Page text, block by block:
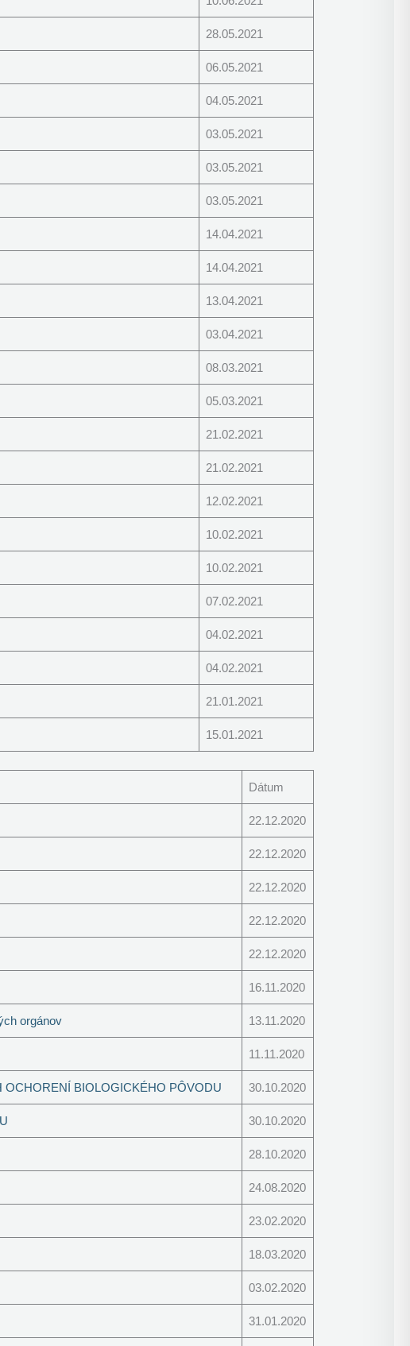
28.05.2021
06.05.2021
04.05.2021
03.05.2021
03.05.2021
03.05.2021
14.04.2021
14.04.2021
13.04.2021
03.04.2021
08.03.2021
05.03.2021
21.02.2021
21.02.2021
12.02.2021
10.02.2021
10.02.2021
07.02.2021
04.02.2021
04.02.2021
21.01.2021
15.01.2021
Dátum
22.12.2020
22.12.2020
22.12.2020
22.12.2020
22.12.2020
16.11.2020
orgánov 13.11.2020
11.11.2020
OCHORENÍ BIOLOGICKÉHO PÔVODU 30.10.2020
30.10.2020
28.10.2020
24.08.2020
23.02.2020
18.03.2020
03.02.2020
31.01.2020